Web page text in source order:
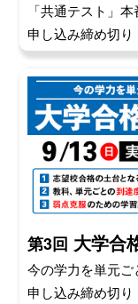
「共通テスト」
申し込み締め切り
第3回 大学合
今の学力を単元
申し込み締め切り